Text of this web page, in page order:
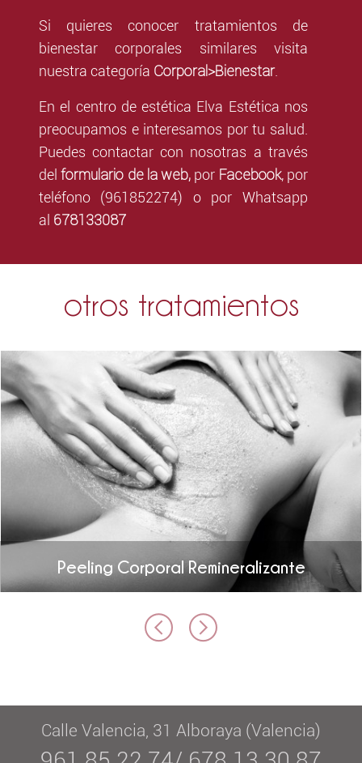
Si quieres conocer tratamientos de
bienestar corporales similares visita
nuestra categoría Corporal>Bienestar.
En el centro de estética Elva Estética nos
preocupamos e interesamos por tu salud.
Puedes contactar con nosotras a través
del formulario de la web, por Facebook, por
teléfono (961852274) o por Whatsapp
al 678133087
otros tratamientos
Peeling Corporal Remineralizante
Calle Valencia, 31 Alboraya (Valencia)